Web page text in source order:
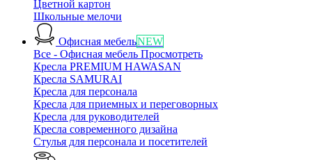
Цветной картон
Школьные мелочи
Офисная мебельNEW
Все - Офисная мебель Просмотреть
Кресла PREMIUM HAWASAN
Кресла SAMURAI
Кресла для персонала
Кресла для приемных и переговорных
Кресла для руководителей
Кресла современного дизайна
Стулья для персонала и посетителей